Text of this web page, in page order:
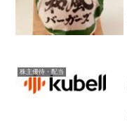
株主優待・配当